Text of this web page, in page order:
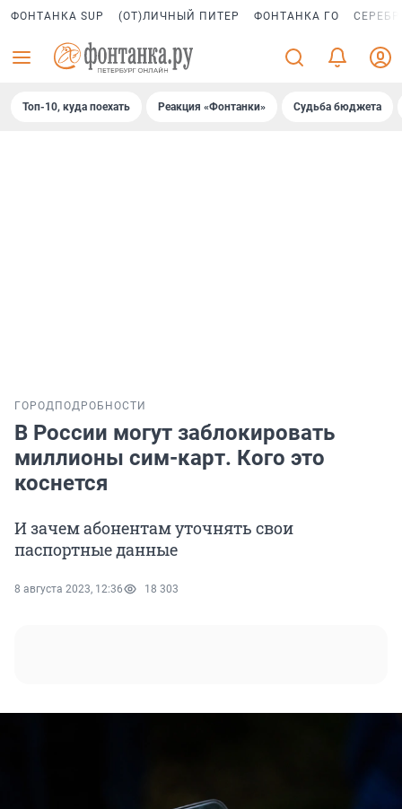
ФОНТАНКА SUP (ОТ)ЛИЧНЫЙ ПИТЕР ФОНТАНКА ГО
Топ-10, куда поехать Реакция «Фонтанки» Судьба бюджета
ГОРОД ПОДРОБНОСТИ
В России могут заблокировать
миллионы сим-карт. Кого это
коснется
И зачем абонентам уточнять свои
паспортные данные
8 августа 2023, 12:36 18 303